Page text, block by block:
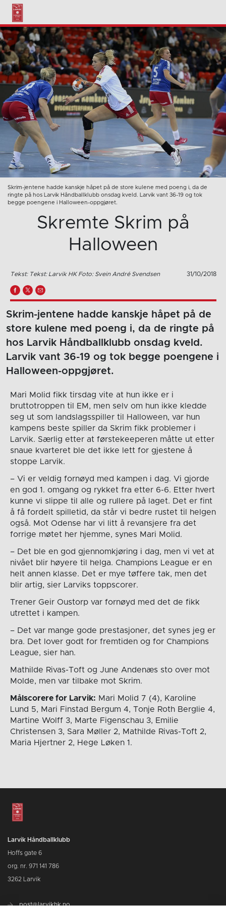
Skrim-jentene hadde kanskje håpet på de store kulene med poeng i, da de
ringte på hos Larvik Håndballklubb onsdag kveld. Larvik vant 36-19 og tok
begge poengene i Halloween-oppgjøret.
Skremte Skrim på
Halloween
Tekst: Tekst: Larvik HK Foto: Svein André Svendsen 31/10/2018
Skrim-jentene hadde kanskje håpet på de
store kulene med poeng i, da de ringte på
hos Larvik Håndballklubb onsdag kveld.
Larvik vant 36-19 og tok begge poengene i
Halloween-oppgjøret.
Mari Molid fikk tirsdag vite at hun ikke er i
bruttotroppen til EM, men selv om hun ikke kledde
seg ut som landslagsspiller til Halloween, var hun
kampens beste spiller da Skrim fikk problemer i
Larvik. Særlig etter at førstekeeperen måtte ut etter
snaue kvarteret ble det ikke lett for gjestene å
stoppe Larvik.
– Vi er veldig fornøyd med kampen i dag. Vi gjorde
en god 1. omgang og rykket fra etter 6-6. Etter hvert
kunne vi slippe til alle og rullere på laget. Det er fint
å få fordelt spilletid, da står vi bedre rustet til helgen
også. Mot Odense har vi litt å revansjere fra det
forrige møtet her hjemme, synes Mari Molid.
– Det ble en god gjennomkjøring i dag, men vi vet at
nivået blir høyere til helga. Champions League er en
helt annen klasse. Det er mye tøffere tak, men det
blir artig, sier Larviks toppscorer.
Trener Geir Oustorp var fornøyd med det de fikk
utrettet i kampen.
– Det var mange gode prestasjoner, det synes jeg er
bra. Det lover godt for fremtiden og for Champions
League, sier han.
Mathilde Rivas-Toft og June Andenæs sto over mot
Molde, men var tilbake mot Skrim.
Målscorere for Larvik: Mari Molid 7 (4), Karoline
Lund 5, Mari Finstad Bergum 4, Tonje Roth Berglie 4,
Martine Wolff 3, Marte Figenschau 3, Emilie
Christensen 3, Sara Møller 2, Mathilde Rivas-Toft 2,
Maria Hjertner 2, Hege Løken 1.
Larvik Håndballklubb
Hoffs gate 6
org. nr. 971 141 786
3262 Larvik
post@larvikhk.no